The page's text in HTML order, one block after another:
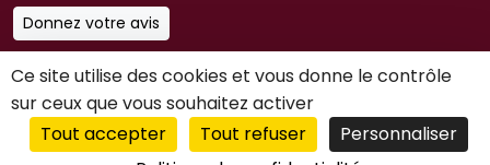
Donnez votre avis
Politique de Gestion des Cookies
Informations légales et protection des données
Accessibilité
Ce site utilise des cookies et vous donne le contrôle
sur ceux que vous souhaitez activer
Tout accepter
Tout refuser
Personnaliser